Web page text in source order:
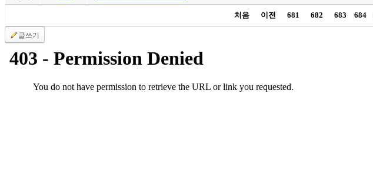
DOMCLUB
실
시
처음 이전 681 682 683 684
글쓰기